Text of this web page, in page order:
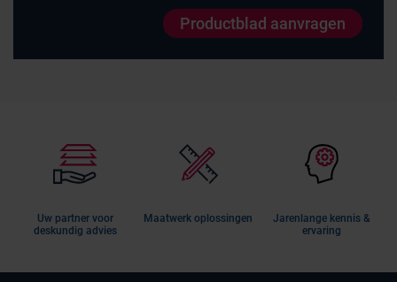
Productblad aanvragen
Uw partner voor
deskundig advies
Maatwerk oplossingen
Jarenlange kennis &
ervaring